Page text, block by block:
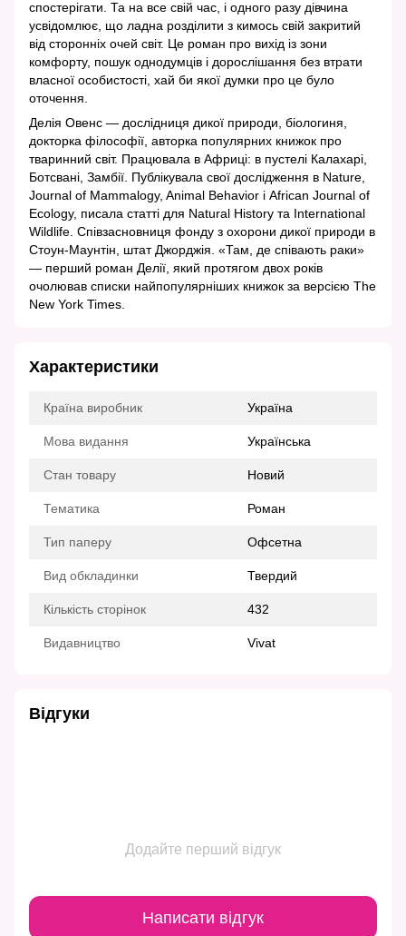
спостерігати. Та на все свій час, і одного разу дівчина
усвідомлює, що ладна розділити з кимось свій закритий
від сторонніх очей світ. Це роман про вихід із зони
комфорту, пошук однодумців і дорослішання без втрати
власної особистості, хай би якої думки про це було
оточення.
Делія Овенс — дослідниця дикої природи, біологиня,
докторка філософії, авторка популярних книжок про
тваринний світ. Працювала в Африці: в пустелі Калахарі,
Ботсвані, Замбії. Публікувала свої дослідження в Nature,
Journal of Mammalogy, Animal Behavior і African Journal of
Ecology, писала статті для Natural History та International
Wildlife. Співзасновниця фонду з охорони дикої природи в
Стоун-Маунтін, штат Джорджія. «Там, де співають раки»
— перший роман Делії, який протягом двох років
очолював списки найпопулярніших книжок за версією The
New York Times.
Характеристики
Країна виробник Україна
Мова видання Українська
Стан товару Новий
Тематика Роман
Тип паперу Офсетна
Вид обкладинки Твердий
Кількість сторінок 432
Видавництво Vivat
Відгуки
Додайте перший відгук
Написати відгук